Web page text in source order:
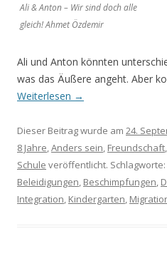
Ali & Anton – Wir sind doch alle
gleich! Ahmet Özdemir
Ali und Anton könnten
was das Äußere angeht. Aber
Weiterlesen →
Dieser Beitrag wurde am 24.
8 Jahre,Anders sein, Freundschaft,
Schule veröffentlicht. Schlagworte:
Beleidigungen, Beschimpfungen,
Integration, Kindergarten,